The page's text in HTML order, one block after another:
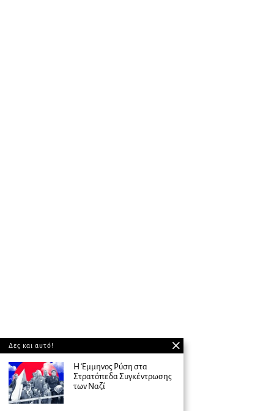
Δες και αυτό!
Η Έμμηνος Ρύση στα
Στρατόπεδα Συγκέντρωσης
των Ναζί